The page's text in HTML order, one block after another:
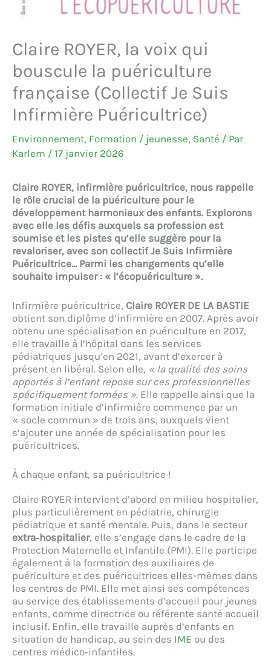
Claire ROYER, la voix qui
bouscule la puériculture
française (Collectif Je Suis
Infirmière Puéricultrice)
Environnement, Formation / jeunesse, Santé / Par
Karlem / 17 janvier 2026
Claire ROYER, infirmière puéricultrice, nous rappelle
le rôle crucial de la puériculture pour le
développement harmonieux des enfants. Explorons
avec elle les défis auxquels sa profession est
soumise et les pistes qu’elle suggère pour la
revaloriser, avec son collectif Je Suis Infirmière
Puéricultrice… Parmi les changements qu’elle
souhaite impulser : « l’écopuériculture ».
Infirmière puéricultrice, Claire ROYER DE LA BASTIE
obtient son diplôme d’infirmière en 2007. Après avoir
obtenu une spécialisation en puériculture en 2017,
elle travaille à l’hôpital dans les services
pédiatriques jusqu’en 2021, avant d’exercer à
présent en libéral. Selon elle, « la qualité des soins
apportés à l’enfant repose sur ces professionnelles
spécifiquement formées ». Elle rappelle ainsi que la
formation initiale d’infirmière commence par un
« socle commun » de trois ans, auxquels vient
s’ajouter une année de spécialisation pour les
puéricultrices.
À chaque enfant, sa puéricultrice !
Claire ROYER intervient d’abord en milieu hospitalier,
plus particulièrement en pédiatrie, chirurgie
pédiatrique et santé mentale. Puis, dans le secteur
extra‑hospitalier, elle s’engage dans le cadre de la
Protection Maternelle et Infantile (PMI). Elle participe
également à la formation des auxiliaires de
puériculture et des puéricultrices elles-mêmes dans
les centres de PMI. Elle met ainsi ses compétences
au service des établissements d’accueil pour jeunes
enfants, comme directrice ou référente santé accueil
inclusif. Enfin, elle travaille auprès d’enfants en
situation de handicap, au sein des IME ou des
centres médico‑infantiles.